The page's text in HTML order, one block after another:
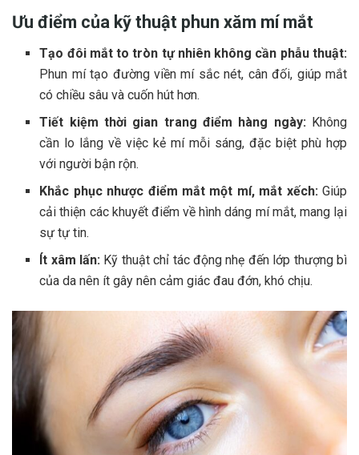
Ưu điểm của kỹ thuật phun xăm mí mắt
Tạo đôi mắt to tròn tự nhiên không cần phẫu thuật:
Phun mí tạo đường viền mí sắc nét, cân đối, giúp mắt
có chiều sâu và cuốn hút hơn.
Tiết kiệm thời gian trang điểm hàng ngày: Không
cần lo lắng về việc kẻ mí mỗi sáng, đặc biệt phù hợp
với người bận rộn.
Khắc phục nhược điểm mắt một mí, mắt xếch: Giúp
cải thiện các khuyết điểm về hình dáng mí mắt, mang lại
sự tự tin.
Ít xâm lấn: Kỹ thuật chỉ tác động nhẹ đến lớp thượng bì
của da nên ít gây nên cảm giác đau đớn, khó chịu.